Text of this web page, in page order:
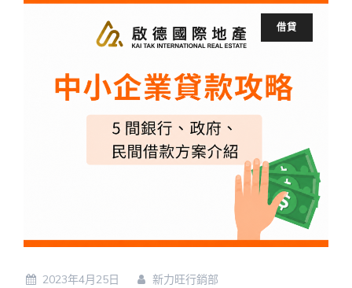
借貸
2023年4月25日 新力旺行銷部